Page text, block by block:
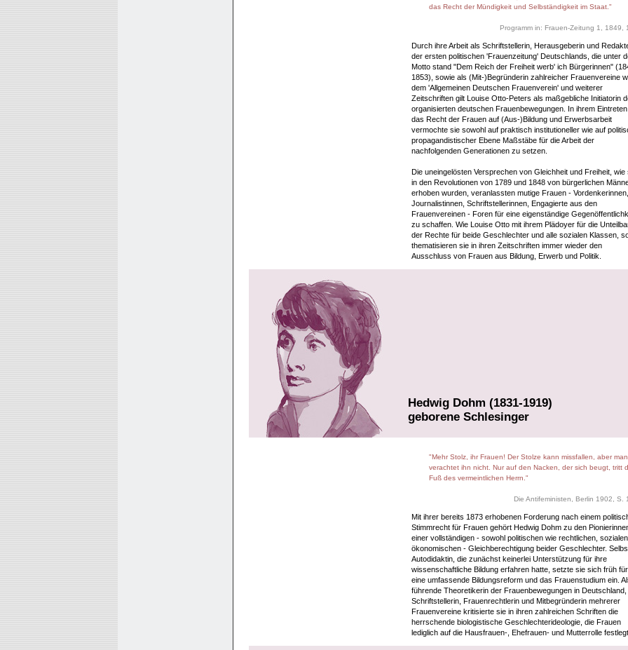
das Recht der Mündigkeit und Selbständigkeit im Staat."
Programm in: Frauen-Zeitung 1, 1849,
Durch ihre Arbeit als Schriftstellerin, Herausgeberin und
der ersten politischen 'Frauenzeitung' Deutschlands, die unter
Motto stand "Dem Reich der Freiheit werb' ich Bürgerinnen"
1853), sowie als (Mit-)Begründerin zahlreicher Frauenvereine
dem 'Allgemeinen Deutschen Frauenverein' und weiterer
Zeitschriften gilt Louise Otto-Peters als maßgebliche Initiatorin
organisierten deutschen Frauenbewegungen. In ihrem
das Recht der Frauen auf (Aus-)Bildung und Erwerbsarbeit
vermochte sie sowohl auf praktisch institutioneller wie auf
propagandistischer Ebene Maßstäbe für die Arbeit der
nachfolgenden Generationen zu setzen.
Die uneingelösten Versprechen von Gleichheit und Freiheit, wie
in den Revolutionen von 1789 und 1848 von bürgerlichen
erhoben wurden, veranlassten mutige Frauen - Vordenkerinnen,
Journalistinnen, Schriftstellerinnen, Engagierte aus den
Frauenvereinen - Foren für eine eigenständige
zu schaffen. Wie Louise Otto mit ihrem Plädoyer für die
der Rechte für beide Geschlechter und alle sozialen Klassen,
thematisieren sie in ihren Zeitschriften immer wieder den
Ausschluss von Frauen aus Bildung, Erwerb und Politik.
Hedwig Dohm (1831-1919)
geborene Schlesinger
"Mehr Stolz, ihr Frauen! Der Stolze kann missfallen, aber man
verachtet ihn nicht. Nur auf den Nacken, der sich beugt, tritt
Fuß des vermeintlichen Herrn."
Die Antifeministen, Berlin 1902, S.
Mit ihrer bereits 1873 erhobenen Forderung nach einem
Stimmrecht für Frauen gehört Hedwig Dohm zu den
einer vollständigen - sowohl politischen wie rechtlichen,
ökonomischen - Gleichberechtigung beider Geschlechter.
Autodidaktin, die zunächst keinerlei Unterstützung für ihre
wissenschaftliche Bildung erfahren hatte, setzte sie sich früh für
eine umfassende Bildungsreform und das Frauenstudium ein.
führende Theoretikerin der Frauenbewegungen in Deutschland,
Schriftstellerin, Frauenrechtlerin und Mitbegründerin mehrerer
Frauenvereine kritisierte sie in ihren zahlreichen Schriften die
herrschende biologistische Geschlechterideologie, die Frauen
lediglich auf die Hausfrauen-, Ehefrauen- und Mutterrolle